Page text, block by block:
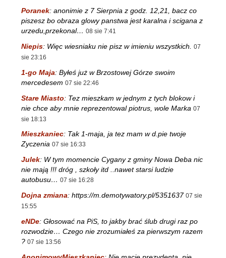
Poranek: anonimie z 7 Sierpnia z godz. 12,21, bacz co
piszesz bo obraza glowy panstwa jest karalna i scigana z
urzedu,przekonal… 08 sie 7:41
Niepis: Więc wiesniaku nie pisz w imieniu wszystkich.
07
sie 23:16
1-go Maja: Byłeś już w Brzostowej Górze swoim
mercedesem 07 sie 22:46
Stare Miasto: Tez mieszkam w jednym z tych blokow i
nie chce aby mnie reprezentowal piotrus, wole Marka 07
sie 18:13
Mieszkaniec: Tak 1-maja, ja tez mam w d.pie twoje
Zyczenia 07 sie 16:33
Julek: W tym momencie Cygany z gminy Nowa Deba nic
nie mają !!! dróg , szkoły itd ..nawet starsi ludzie
autobusu… 07 sie 16:28
Dojna zmiana: https://m.demotywatory.pl/5351637 07 sie
15:55
eNDe: Głosować na PiS, to jakby brać ślub drugi raz po
rozwodzie… Czego nie zrozumiałeś za pierwszym razem
? 07 sie 13:56